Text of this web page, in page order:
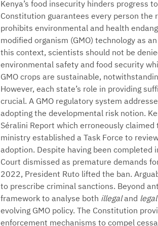
Kenya’s food insecurity hinders progress
Constitution guarantees every person the
prohibits environmental and health
modified organism (GMO) technology as
this context, scientists should not be
environmental safety and food security
GMO crops are sustainable,
However, each state’s role in providing
crucial. A GMO regulatory system
adopting the developmental risk notion.
Séralini Report which erroneously
ministry established a Task Force to
adoption. Despite having been
Court dismissed as premature demands
2022, President Ruto lifted the ban.
to prescribe criminal sanctions. Beyond
framework to analyse both illegaland legal
evolving GMO policy. The Constitution
enforcement mechanisms to compel